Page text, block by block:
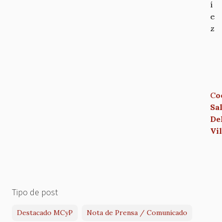
í
e
z
C
Tipo de post
Destacado MCyP Nota de Prensa / Comunicado